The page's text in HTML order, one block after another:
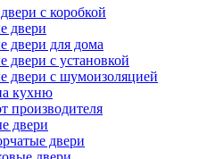
с коробкой
двери
двери для дома
двери с установкой
двери с шумоизоляцией
кухню
производителя
двери
двери